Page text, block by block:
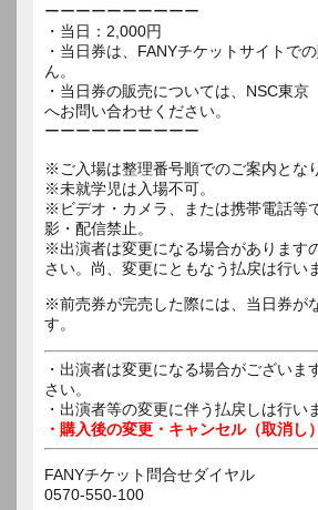
ーーーーーーーーーー
・当日：2,000円
・当日券は、FANYチケットサイトで
ん。
・当日券の販売については、NSC東京
へお問い合わせください。
ーーーーーーーーーー
※ご入場は整理番号順でのご案内とな
※未就学児は入場不可。
※ビデオ・カメラ、または携帯電話等
影・配信禁止。
※出演者は変更になる場合があります
さい。尚、変更にともなう払戻は行い
※前売券が完売した際には、当日券が
す。
・出演者は変更になる場合がございま
さい。
・出演者等の変更に伴う払戻しは行い
・購入後の変更・キャンセル（取消し
FANYチケット問合せダイヤル
0570-550-100